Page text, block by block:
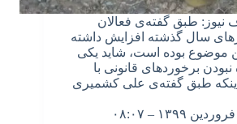
نیوز: طبق گفته‌ی فعالان
سال گذشته افزایش داشته
موضوع بوده است، شاید یکی
نبودن برخوردهای قانونی با
طبق گفته‌ی علی کشمیری